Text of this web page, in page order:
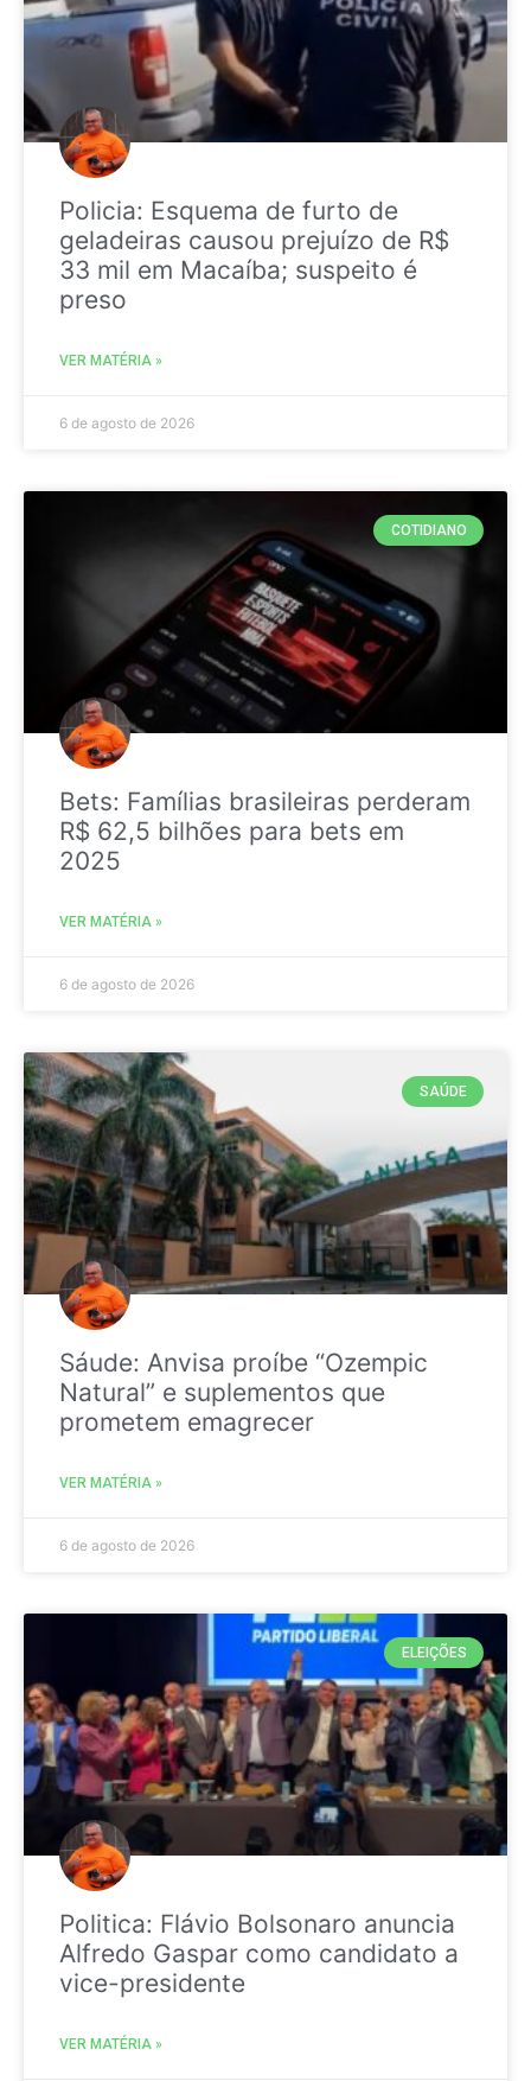
Policia: Esquema de furto de
geladeiras causou prejuízo de R$
33 mil em Macaíba; suspeito é
preso
VER MATÉRIA »
6 de agosto de 2026
COTIDIANO
Bets: Famílias brasileiras perderam
R$ 62,5 bilhões para bets em
2025
VER MATÉRIA »
6 de agosto de 2026
SAÚDE
Sáude: Anvisa proíbe “Ozempic
Natural” e suplementos que
prometem emagrecer
VER MATÉRIA »
6 de agosto de 2026
ELEIÇÕES
Politica: Flávio Bolsonaro anuncia
Alfredo Gaspar como candidato a
vice-presidente
VER MATÉRIA »